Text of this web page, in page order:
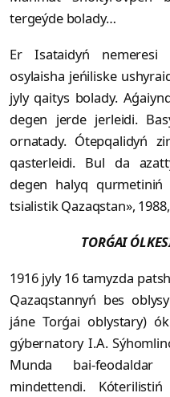
tergeýde bolady…
Er Isataidyń nemeresi
osylaisha jeńiliske
jyly qaitys bolady.
degen jerde jer­leidi.
ornatady. Ótepqalidyń
qasterleidi. Bul da
degen ha­lyq
tsialistik Qa­zaqstan»,
TORǴAI
1916 jyly 16 tamyzda
Qazaqstannyń bes
jáne Torǵai oblystary)
gýbernatory I.A.
Munda bai-
mindettendi.